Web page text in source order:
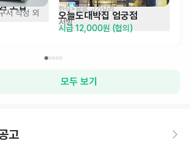
모집
서 작성 외 한식>육류,고기요리
오늘도대박집 엄궁점
서빙
시급 12,000원 (협의)
모두 보기
고